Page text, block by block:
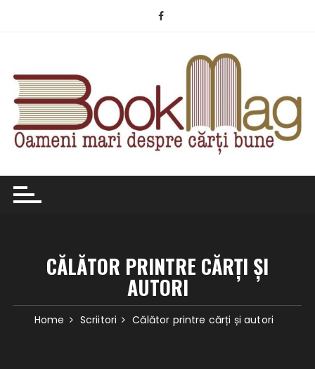
CĂLĂTOR PRINTRE CĂRȚI ȘI
AUTORI
Home Scriitori Călător printre cărți și autori